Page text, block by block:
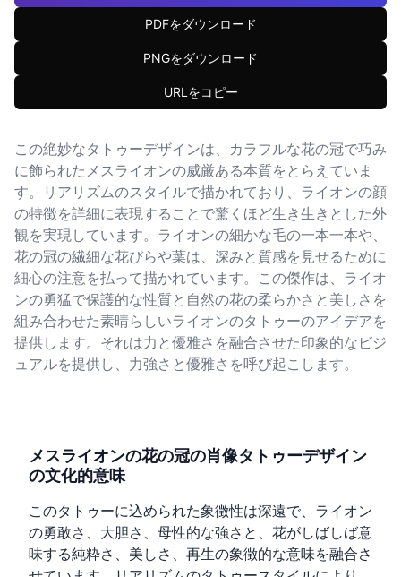
PDFをダウンロード
PNGをダウンロード
URLをコピー
この絶妙なタトゥーデザインは、カラフルな花の冠で巧み
に飾られたメスライオンの威厳ある本質をとらえていま
す。リアリズムのスタイルで描かれており、ライオンの顔
の特徴を詳細に表現することで驚くほど生き生きとした外
観を実現しています。ライオンの細かな毛の一本一本や、
花の冠の繊細な花びらや葉は、深みと質感を見せるために
細心の注意を払って描かれています。この傑作は、ライオ
ンの勇猛で保護的な性質と自然の花の柔らかさと美しさを
組み合わせた素晴らしいライオンのタトゥーのアイデアを
提供します。それは力と優雅さを融合させた印象的なビジ
ュアルを提供し、力強さと優雅さを呼び起こします。
メスライオンの花の冠の肖像タトゥーデザイン
の文化的意味
このタトゥーに込められた象徴性は深遠で、ライオン
の勇敢さ、大胆さ、母性的な強さと、花がしばしば意
味する純粋さ、美しさ、再生の象徴的な意味を融合さ